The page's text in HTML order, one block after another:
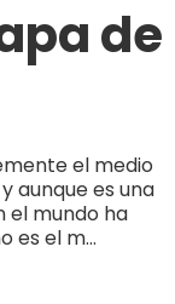
de
el medio
aunque es una
el mundo ha
es el m...